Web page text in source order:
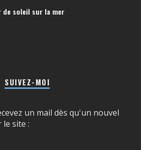
de soleil sur la mer
SUIVEZ-MOI
un mail dès qu'un nouvel
site :